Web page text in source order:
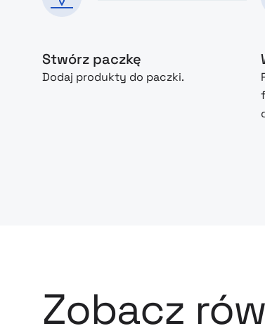
Stwórz paczkę
Dodaj produkty do paczki.
Zobacz